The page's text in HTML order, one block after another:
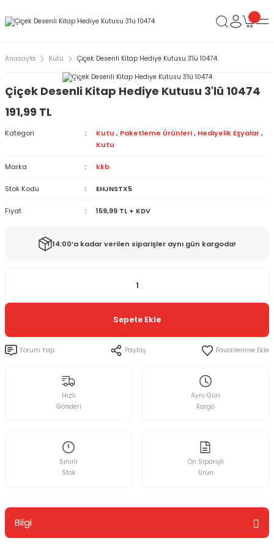
Anasayfa Kutu Çiçek Desenli Kitap Hediye Kutusu 3'lü 10474
Çiçek Desenli Kitap Hediye Kutusu 3'lü 10474
191,99 TL
Kategori Kutu , Paketleme Ürünleri , Hediyelik Eşyalar ,
Kutu
Marka kkb
Stok Kodu EHJNSTX5
Fiyat 159,99 TL + KDV
14:00’a kadar verilen siparişler aynı gün kargoda!
Sepete Ekle
Yorum Yap Paylaş
Hızlı
Gönderi
Aynı Gün
Kargo
Sınırlı
Stok
Ön Siparişli
Ürün
Bilgi